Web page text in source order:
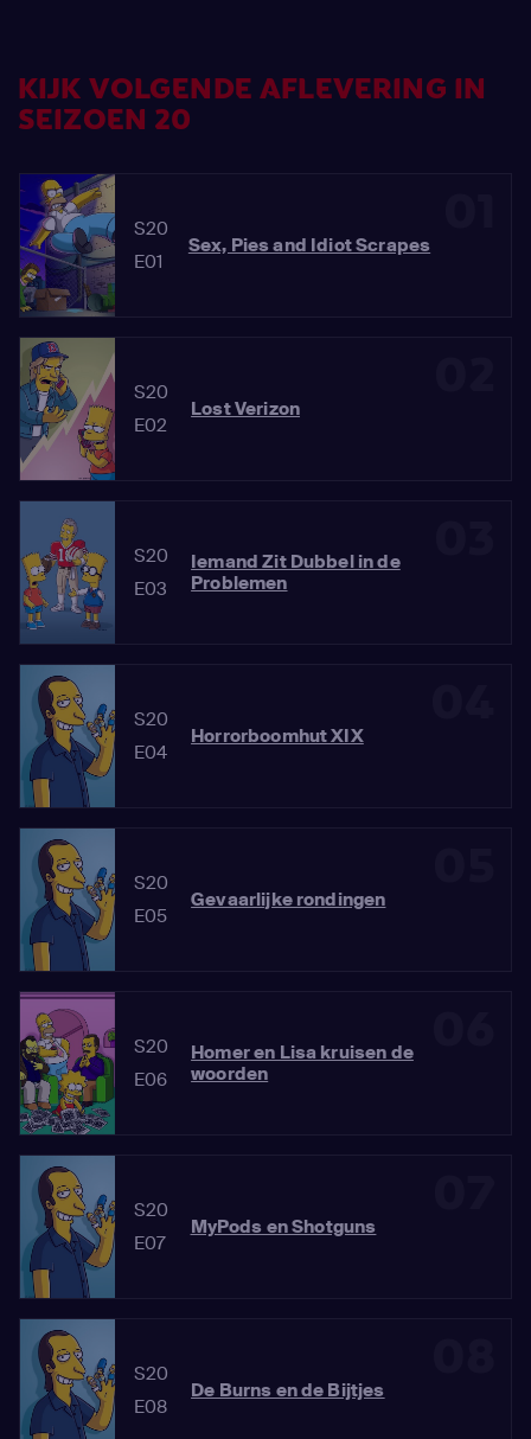
KIJK VOLGENDE AFLEVERING IN
SEIZOEN 20
S20
E01
Sex, Pies and Idiot Scrapes
S20
E02
Lost Verizon
S20
E03
Iemand Zit Dubbel in de
Problemen
S20
E04
Horrorboomhut XIX
S20
E05
Gevaarlijke rondingen
S20
E06
Homer en Lisa kruisen de
woorden
S20
E07
MyPods en Shotguns
S20
E08
De Burns en de Bijtjes